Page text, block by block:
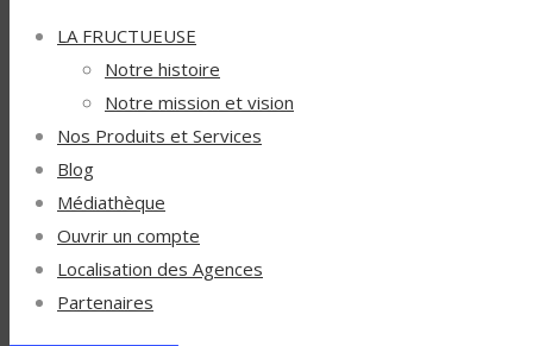
LA FRUCTUEUSE
Notre histoire
Notre mission et vision
Nos Produits et Services
Blog
Médiathèque
Ouvrir un compte
Localisation des Agences
Partenaires